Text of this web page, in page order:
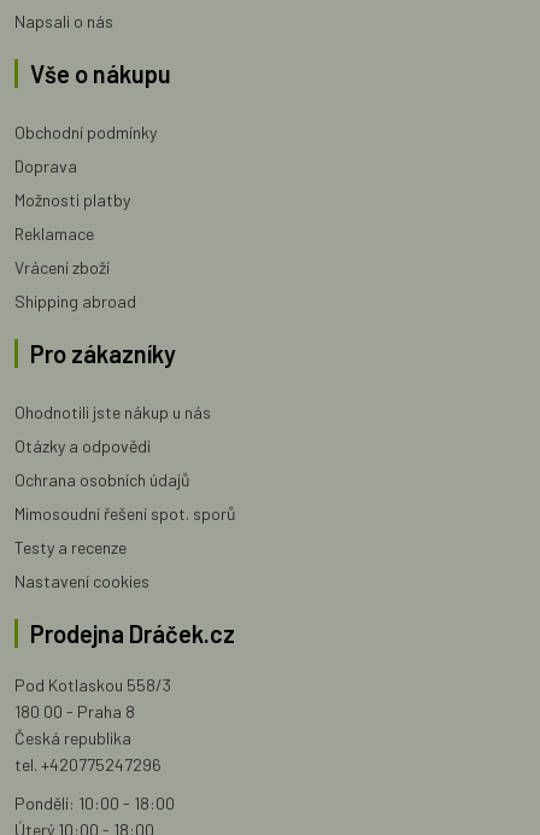
Napsali o nás
Vše o nákupu
Obchodní podmínky
Doprava
Možnosti platby
Reklamace
Vrácení zboží
Shipping abroad
Pro zákazníky
Ohodnotili jste nákup u nás
Otázky a odpovědi
Ochrana osobních údajů
Mimosoudní řešení spot. sporů
Testy a recenze
Nastavení cookies
Prodejna Dráček.cz
Pod Kotlaskou 558/3
180 00 - Praha 8
Česká republika
tel. +420775247296
Pondělí: 10:00 - 18:00
Úterý 10:00 - 18:00